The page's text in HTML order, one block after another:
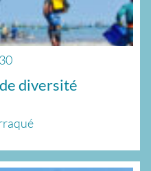
diversité